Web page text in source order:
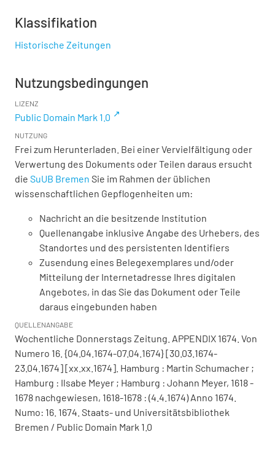
Klassifikation
Historische Zeitungen
Nutzungsbedingungen
LIZENZ
Public Domain Mark 1.0
NUTZUNG
Frei zum Herunterladen. Bei einer Vervielfältigung oder
Verwertung des Dokuments oder Teilen daraus ersucht
die SuUB Bremen Sie im Rahmen der üblichen
wissenschaftlichen Gepflogenheiten um:
Nachricht an die besitzende Institution
Quellenangabe inklusive Angabe des Urhebers, des
Standortes und des persistenten Identifiers
Zusendung eines Belegexemplares und/oder
Mitteilung der Internetadresse Ihres digitalen
Angebotes, in das Sie das Dokument oder Teile
daraus eingebunden haben
QUELLENANGABE
Wochentliche Donnerstags Zeitung. APPENDIX 1674. Von
Numero 16. {04.04.1674-07.04.1674} [30.03.1674-
23.04.1674] [xx.xx.1674]. Hamburg : Martin Schumacher ;
Hamburg : Ilsabe Meyer ; Hamburg : Johann Meyer, 1618 -
1678 nachgewiesen, 1618-1678 : (4.4.1674) Anno 1674.
Numo: 16. 1674. Staats- und Universitätsbibliothek
Bremen / Public Domain Mark 1.0